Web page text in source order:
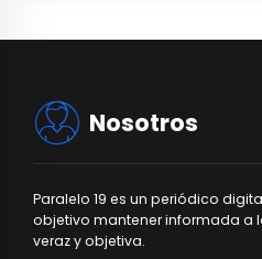
Nosotros
Paralelo 19 es un periódico
objetivo mantener informada a
veraz y objetiva.